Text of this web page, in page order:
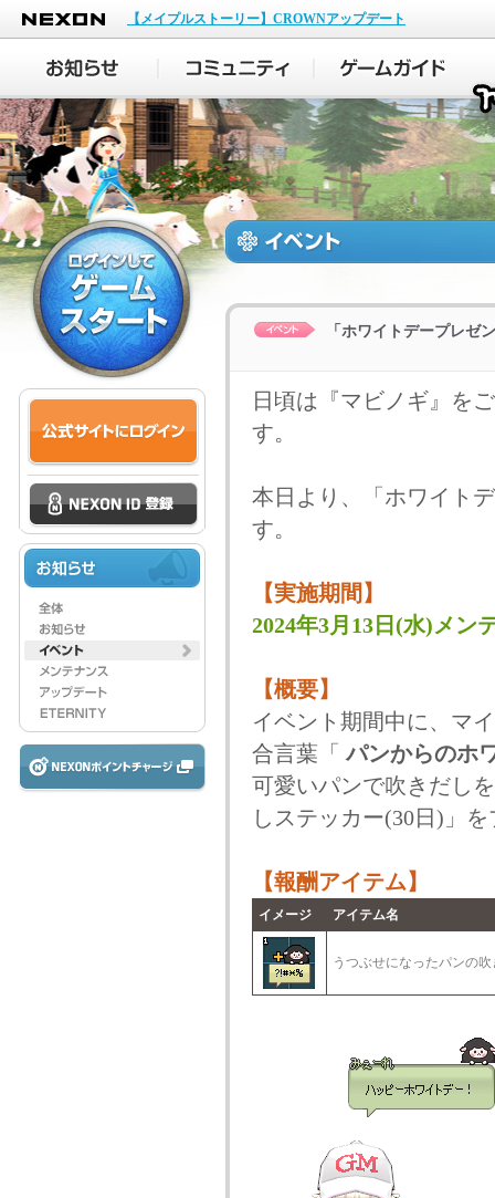
NEXON
【メイプルストーリー】CROWNアップデート
「ホワイトデープレゼ
日頃は『マビノギ』を
す。
本日より、「ホワイト
す。
【実施期間】
2024年3月13日(水)メン
【概要】
イベント期間中に、マ
合言葉「パンからのホ
可愛いパンで吹きだし
しステッカー(30日)」
【報酬アイテム】
イメージ アイテム名
うつぶせになったパンの